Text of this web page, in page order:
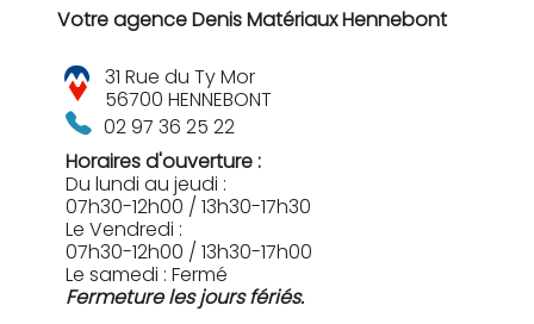
Votre agence Denis Matériaux Hennebont
31 Rue du Ty Mor
56700 HENNEBONT
02 97 36 25 22
Horaires d'ouverture :
Du lundi au jeudi :
07h30-12h00 / 13h30-17h30
Le Vendredi :
07h30-12h00 / 13h30-17h00
Le samedi : Fermé
Fermeture les jours fériés.